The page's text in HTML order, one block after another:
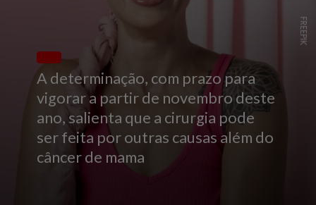
FREEPIK
A determinação, com prazo para
vigorar a partir de novembro deste
ano, salienta que a cirurgia pode
ser feita por outras causas além do
câncer de mama